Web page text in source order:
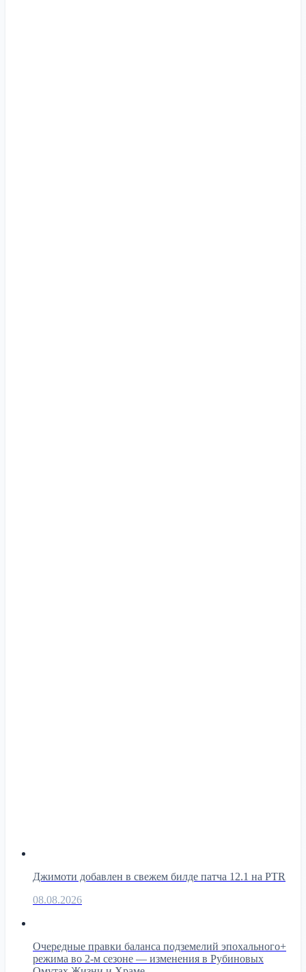
Джимоти добавлен в свежем билде патча 12.1 на PTR
08.08.2026
Очередные правки баланса подземелий эпохального+
режима во 2-м сезоне — изменения в Рубиновых